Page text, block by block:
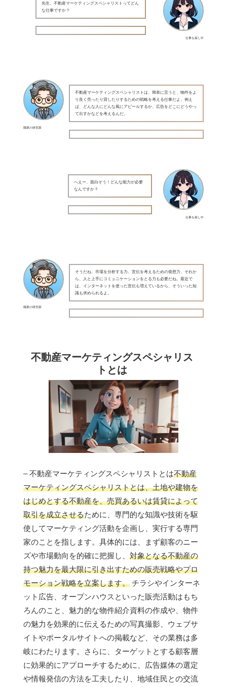
仕事を探し中
先生、不動産マーケティングスペシャリストってどん
な仕事ですか？
職業の研究家
不動産マーケティングスペシャリストは、簡単に言うと、物件をよ
り良く売ったり貸したりするための戦略を考える仕事だよ。例え
ば、どんな人にどんな風にアピールするか、広告をどこにどうやっ
て出すかなどを考えるんだ。
仕事を探し中
へえー、面白そう！どんな能力が必要
なんですか？
職業の研究家
そうだね、市場を分析する力、宣伝を考えるための発想力、それか
ら、人と上手にコミュニケーションをとる力も必要だね。最近で
は、インターネットを使った宣伝も増えているから、そういった知
識も求められるよ。
不動産マーケティングスペシャリス
トとは
– 不動産マーケティングスペシャリストとは不動産
マーケティングスペシャリストとは、土地や建物を
はじめとする不動産を、売買あるいは賃貸によって
取引を成立させるために、専門的な知識や技術を駆
使してマーケティング活動を企画し、実行する専門
家のことを指します。具体的には、まず顧客のニー
ズや市場動向を的確に把握し、 対象となる不動産の
持つ魅力を最大限に引き出すための販売戦略やプロ
モーション戦略を立案します。 チラシやインターネ
ット広告、オープンハウスといった販売活動はもち
ろんのこと、魅力的な物件紹介資料の作成や、物件
の魅力を効果的に伝えるための写真撮影、ウェブサ
イトやポータルサイトへの掲載など、その業務は多
岐にわたります。さらに、ターゲットとする顧客層
に効果的にアプローチするために、広告媒体の選定
や情報発信の方法を工夫したり、地域住民との交流